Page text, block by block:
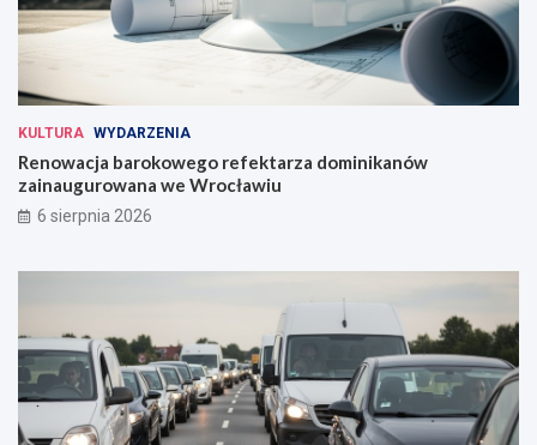
KULTURA WYDARZENIA
Renowacja barokowego refektarza dominikanów
zainaugurowana we Wrocławiu
6 sierpnia 2026